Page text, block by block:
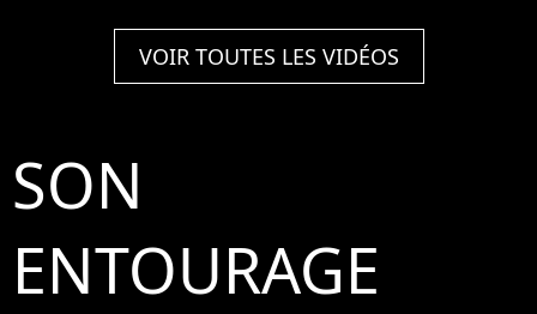
VOIR TOUTES LES VIDÉOS
SON
ENTOURAGE